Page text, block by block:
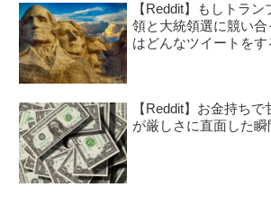
【Reddit】もしトラ
領と大統領選に競い
はどんなツイートをす
【Reddit】お金持ち
が厳しさに直面した瞬